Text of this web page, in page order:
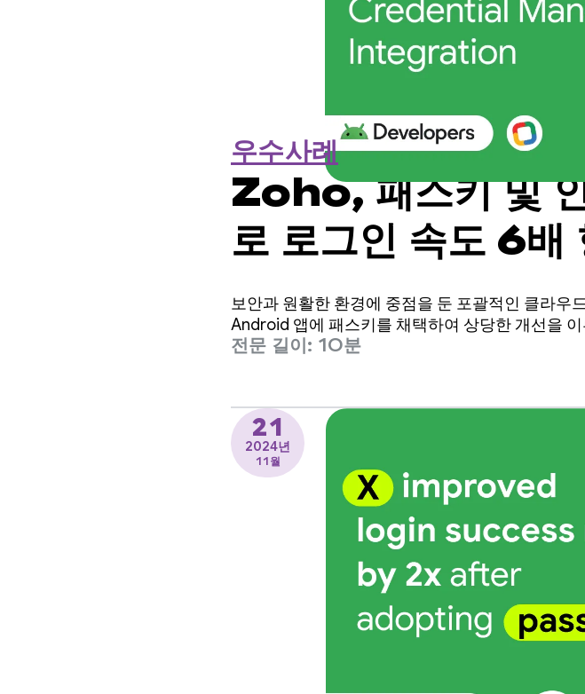
우수사례
Zoho, 패스키 및
로 로그인 속도 6배
보안과 원활한 환경에 중점을 둔 포괄적인 클라
Android 앱에 패스키를 채택하여 상당한 개선을
전문 길이: 10분
21
2024년
11월